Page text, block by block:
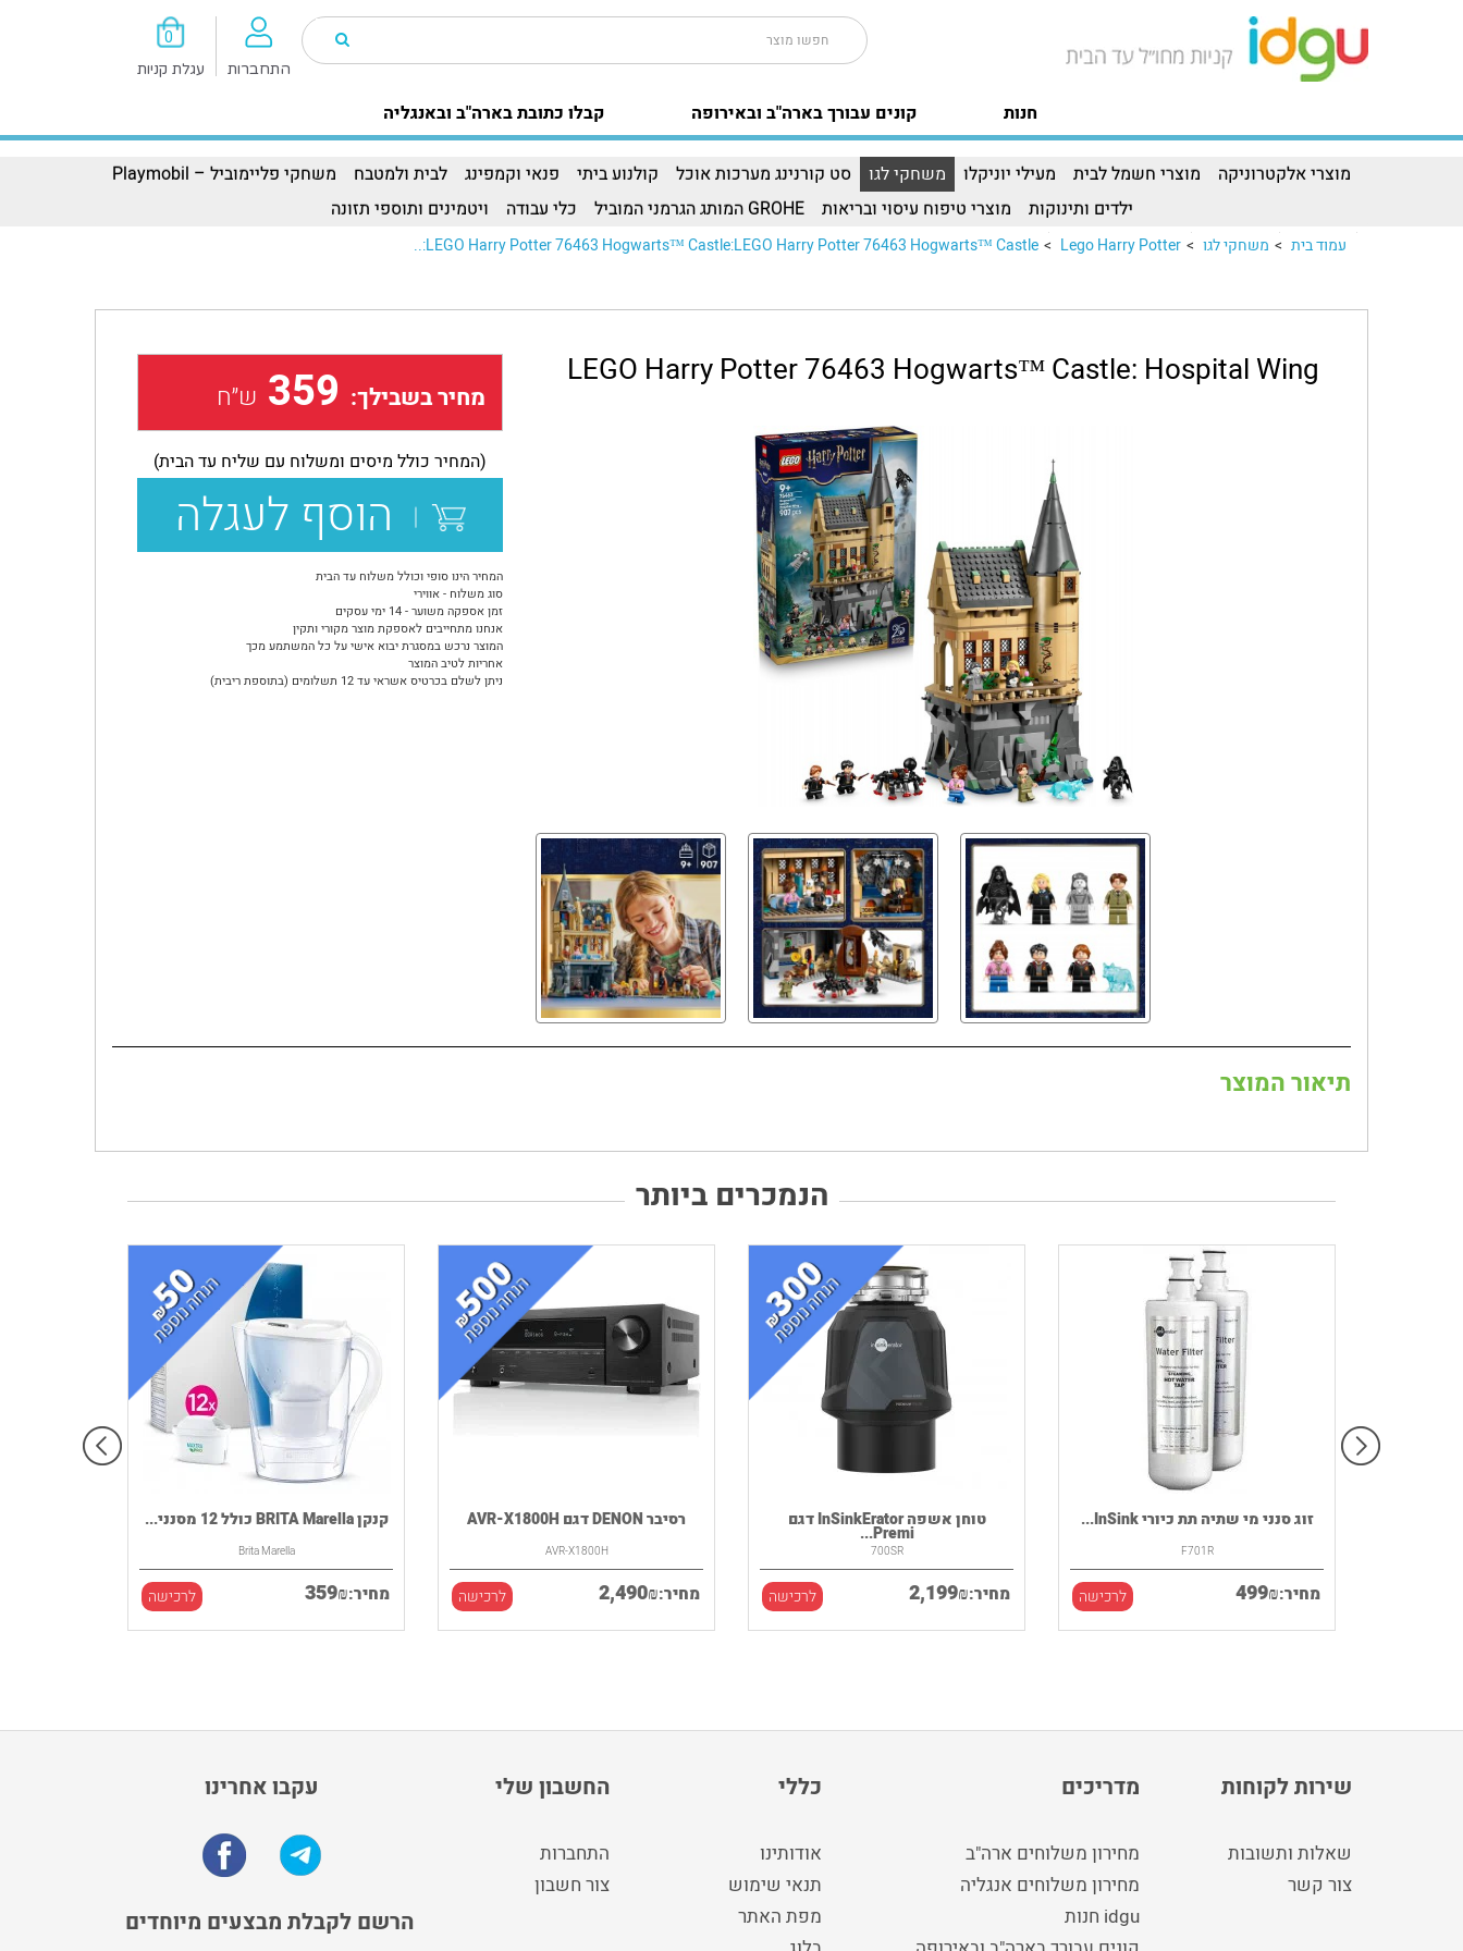
0
עגלת קניות התחברות
קבלו כתובת בארה"ב ובאנגליה קונים עבורך בארה"ב ובאירופה חנות
מוצרי אלקטרוניקה מוצרי חשמל לבית מעילי יוניקלו משחקי לגו סט קורנינג מערכות אוכל קולנוע ביתי פנאי וקמפינג לבית ולמטבח
משחקי פליימוביל – Playmobil
ילדים ותינוקות
מוצרי טיפוח עיסוי ובריאות GROHE המותג הגרמני המוביל כלי עבודה ויטמינים ותוספי תזונה
עמוד בית > משחקי לגו >
Lego Harry Potter
>
LEGO Harry Potter 76463 Hogwarts™ Castle:LEGO Harry Potter 76463 Hogwarts™ Castle:..
LEGO Harry Potter 76463 Hogwarts™ Castle: Hospital Wing
מחיר בשבילך: 359 ש״ח
(המחיר כולל מיסים ומשלוח עם שליח עד הבית)
הוסף לעגלה
המחיר הינו סופי וכולל משלוח עד הבית
סוג משלוח - אווירי
זמן אספקה משוער - 14 ימי עסקים
אנחנו מתחייבים לאספקת מוצר מקורי ותקין
המוצר נרכש במסגרת יבוא אישי על כל המשתמע מכך
אחריות לטיב המוצר
ניתן לשלם בכרטיס אשראי עד 12 תשלומים (בתוספת ריבית)
תיאור המוצר
הנמכרים ביותר
קנקן BRITA Marella כולל 12 מסנני...
Brita Marella
מחיר: 359₪ לרכישה
רסיבר DENON דגם AVR-X1800H
AVR-X1800H
מחיר: 2,490₪ לרכישה
טוחן אשפה InSinkErator דגם
Premi...
700SR
מחיר: 2,199₪ לרכישה
זוג סנני מי שתיה תת כיורי InSink...
F701R
מחיר: 499₪ לרכישה
עקבו אחרינו
הרשם לקבלת מבצעים מיוחדים
החשבון שלי
התחברות
צור חשבון
כללי
אודותינו
תנאי שימוש
מפת האתר
מדריכים
מחירון משלוחים ארה"ב
מחירון משלוחים אנגליה
idgu חנות
שירות לקוחות
שאלות ותשובות
צור קשר